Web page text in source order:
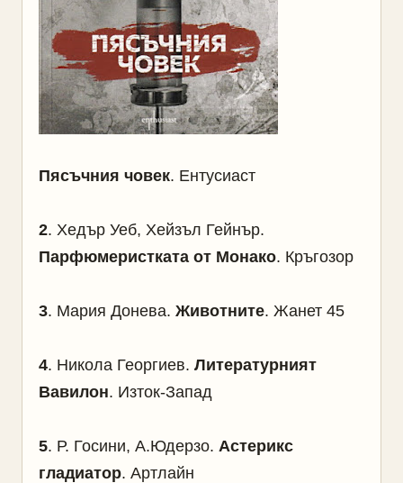
Пясъчния човек. Ентусиаст
2. Хедър Уеб, Хейзъл Гейнър.
Парфюмеристката от Монако. Кръгозор
3. Мария Донева. Животните. Жанет 45
4. Никола Георгиев. Литературният
Вавилон. Изток-Запад
5. Р. Госини, А.Юдерзо. Астерикс
гладиатор. Артлайн